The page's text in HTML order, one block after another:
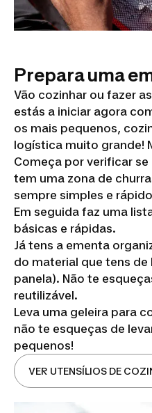
Prepara uma
Vão cozinhar ou fazer
estás a iniciar agora
os mais pequenos,
logística muito grande!
Começa por verificar
tem uma zona de
sempre simples e
Em seguida faz uma
básicas e rápidas.
Já tens a ementa
do material que tens
panela). Não te
reutilizável.
Leva uma geleira para
não te esqueças de
pequenos!
VER UTENSÍLIOS DE